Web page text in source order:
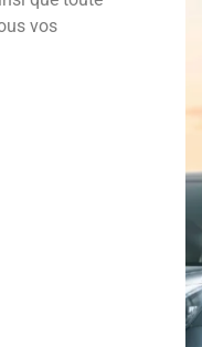
vos